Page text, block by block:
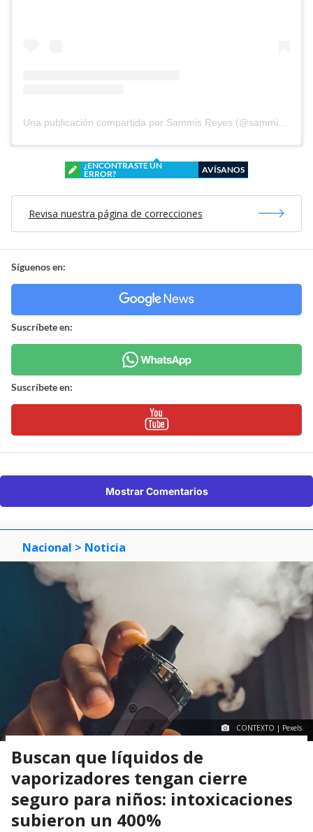
¿ENCONTRASTE UN
ERROR?
AVÍSANOS
Revisa nuestra página de correcciones
Síguenos en:
Suscríbete en:
Suscríbete en:
Mostrar Comentarios
Nacional > Noticia
CONTEXTO | Pexels
Buscan que líquidos de
vaporizadores tengan cierre
seguro para niños: intoxicaciones
subieron un 400%